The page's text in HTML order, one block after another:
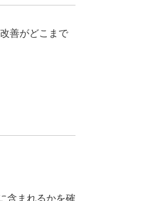
善がどこまで
含まれるかを確